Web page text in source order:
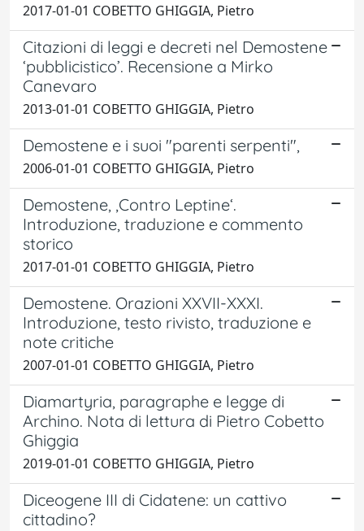
2017-01-01 COBETTO GHIGGIA, Pietro
Citazioni di leggi e decreti nel Demostene
‘pubblicistico’. Recensione a Mirko
Canevaro
2013-01-01 COBETTO GHIGGIA, Pietro
Demostene e i suoi "parenti serpenti",
2006-01-01 COBETTO GHIGGIA, Pietro
Demostene, ‚Contro Leptine‘.
Introduzione, traduzione e commento
storico
2017-01-01 COBETTO GHIGGIA, Pietro
Demostene. Orazioni XXVII-XXXI.
Introduzione, testo rivisto, traduzione e
note critiche
2007-01-01 COBETTO GHIGGIA, Pietro
Diamartyria, paragraphe e legge di
Archino. Nota di lettura di Pietro Cobetto
Ghiggia
2019-01-01 COBETTO GHIGGIA, Pietro
Diceogene III di Cidatene: un cattivo
cittadino?